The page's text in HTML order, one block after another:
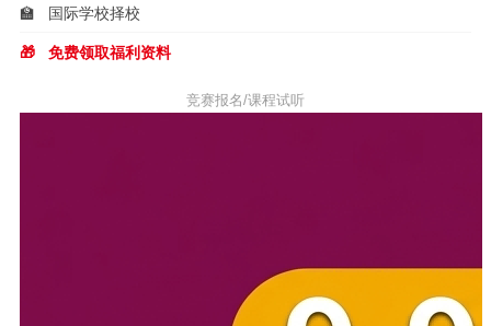
🏫 国际学校择校
🎁 免费领取福利资料
竞赛报名/课程试听